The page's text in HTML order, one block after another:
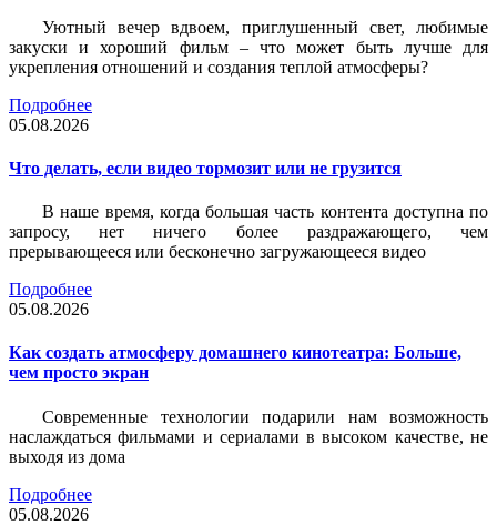
Уютный вечер вдвоем, приглушенный свет, любимые
закуски и хороший фильм – что может быть лучше для
укрепления отношений и создания теплой атмосферы?
Подробнее
05.08.2026
Что делать, если видео тормозит или не грузится
В наше время, когда большая часть контента доступна по
запросу, нет ничего более раздражающего, чем
прерывающееся или бесконечно загружающееся видео
Подробнее
05.08.2026
Как создать атмосферу домашнего кинотеатра: Больше,
чем просто экран
Современные технологии подарили нам возможность
наслаждаться фильмами и сериалами в высоком качестве, не
выходя из дома
Подробнее
05.08.2026